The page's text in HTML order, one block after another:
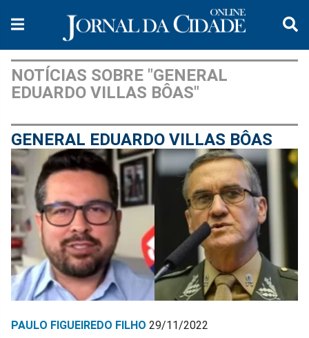
NOTÍCIAS SOBRE "GENERAL
EDUARDO VILLAS BÔAS"
GENERAL EDUARDO VILLAS BÔAS
PAULO FIGUEIREDO FILHO 29/11/2022